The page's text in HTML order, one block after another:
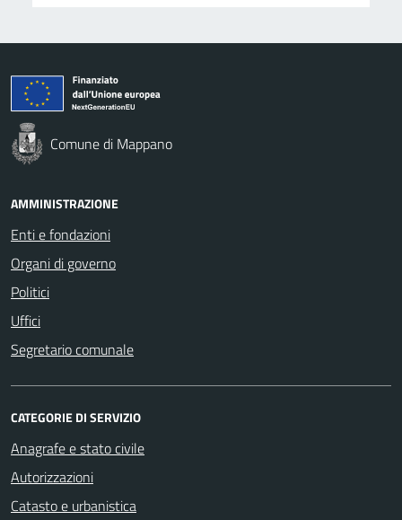
Comune di Mappano
AMMINISTRAZIONE
Enti e fondazioni
Organi di governo
Politici
Uffici
Segretario comunale
CATEGORIE DI SERVIZIO
Anagrafe e stato civile
Autorizzazioni
Catasto e urbanistica